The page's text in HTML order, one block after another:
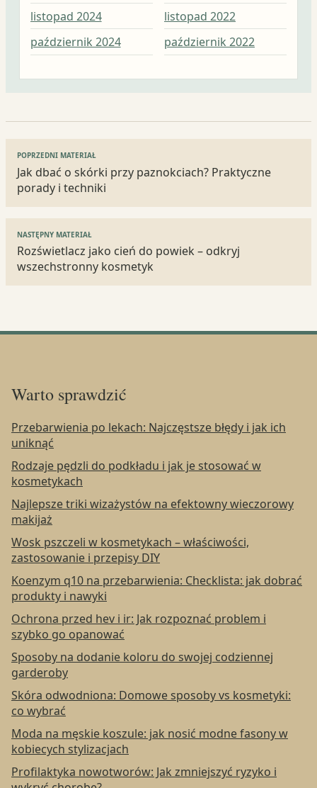
listopad 2024
październik 2024
listopad 2022
październik 2022
Nawigacja
wpisu
POPRZEDNI MATERIAŁ
Jak dbać o skórki przy paznokciach? Praktyczne
porady i techniki
NASTĘPNY MATERIAŁ
Rozświetlacz jako cień do powiek – odkryj
wszechstronny kosmetyk
Warto sprawdzić
Przebarwienia po lekach: Najczęstsze błędy i jak ich
uniknąć
Rodzaje pędzli do podkładu i jak je stosować w
kosmetykach
Najlepsze triki wizażystów na efektowny wieczorowy
makijaż
Wosk pszczeli w kosmetykach – właściwości,
zastosowanie i przepisy DIY
Koenzym q10 na przebarwienia: Checklista: jak dobrać
produkty i nawyki
Ochrona przed hev i ir: Jak rozpoznać problem i
szybko go opanować
Sposoby na dodanie koloru do swojej codziennej
garderoby
Skóra odwodniona: Domowe sposoby vs kosmetyki:
co wybrać
Moda na męskie koszule: jak nosić modne fasony w
kobiecych stylizacjach
Profilaktyka nowotworów: Jak zmniejszyć ryzyko i